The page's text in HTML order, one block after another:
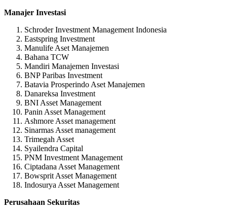
Manajer Investasi
Schroder Investment Management Indonesia
Eastspring Investment
Manulife Aset Manajemen
Bahana TCW
Mandiri Manajemen Investasi
BNP Paribas Investment
Batavia Prosperindo Aset Manajemen
Danareksa Investment
BNI Asset Management
Panin Asset Management
Ashmore Asset management
Sinarmas Asset management
Trimegah Asset
Syailendra Capital
PNM Investment Management
Ciptadana Asset Management
Bowsprit Asset Management
Indosurya Asset Management
Perusahaan Sekuritas